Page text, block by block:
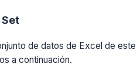
Set
de datos de Excel de
a continuación.